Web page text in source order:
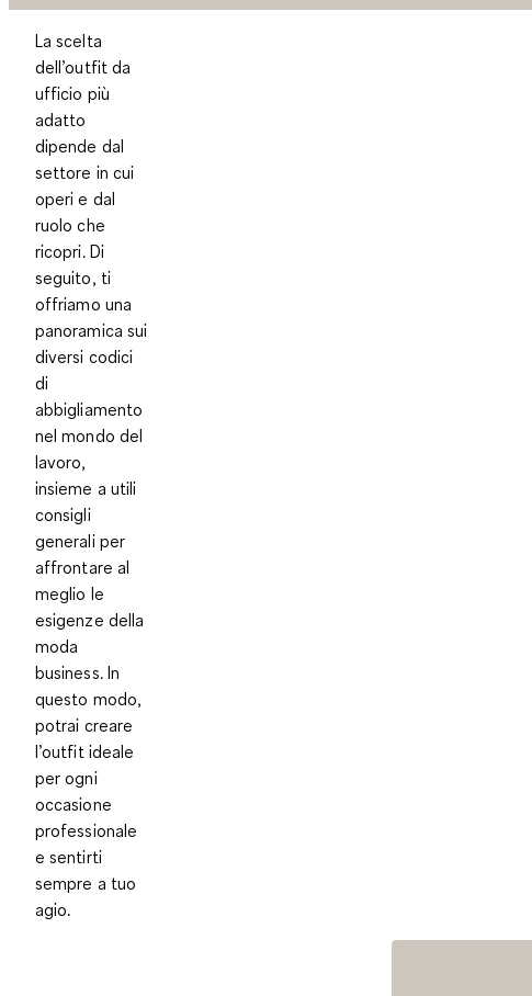
La scelta
dell’outfit da
ufficio più
adatto
dipende dal
settore in cui
operi e dal
ruolo che
ricopri. Di
seguito, ti
offriamo una
panoramica sui
diversi codici
di
abbigliamento
nel mondo del
lavoro,
insieme a utili
consigli
generali per
affrontare al
meglio le
esigenze della
moda
business. In
questo modo,
potrai creare
l’outfit ideale
per ogni
occasione
professionale
e sentirti
sempre a tuo
agio.